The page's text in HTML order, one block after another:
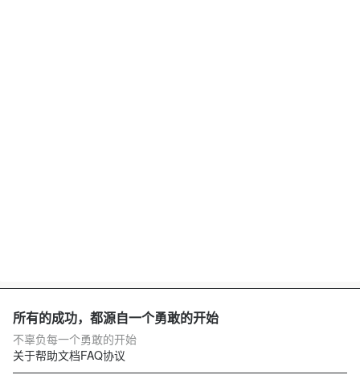
所有的成功，都源自一个勇敢的开始
不辜负每一个勇敢的开始
关于帮助文档FAQ协议